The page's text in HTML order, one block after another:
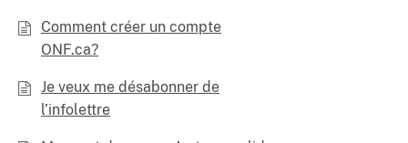
Comment créer un compte
ONF.ca?
Je veux me désabonner de
l’infolettre